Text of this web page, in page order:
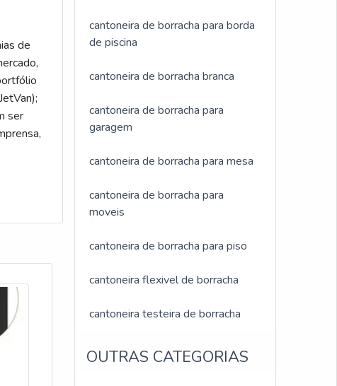
de
ser
cantoneira de borracha para borda
de piscina
cantoneira de borracha branca
cantoneira de borracha para
garagem
cantoneira de borracha para mesa
cantoneira de borracha para
moveis
cantoneira de borracha para piso
cantoneira flexivel de borracha
cantoneira testeira de borracha
OUTRAS CATEGORIAS